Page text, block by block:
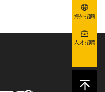
海外招商
人才招聘